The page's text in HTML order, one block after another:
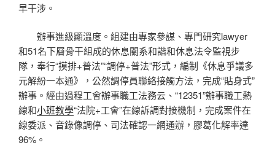
早干涉。
辦事進級顯溫度。組建由專家參謀、專門研究lawyer
和51名下層骨干組成的休息關系和諧和休息法令監視步
隊，奉行“摸排+普法”“調停+普法”形式，編制《休息爭議多
元解紛一本通》，公然調停員聯絡接觸方法，完成“貼身式”
辦事。經由過程工會辦事職工法務云、“12351”辦事職工熱
線和小班教學“法院+工會”在線訴調對接機制，完成案件在
線委派、音錄像調停、司法確認一網通辦，膠葛化解率達
96%。